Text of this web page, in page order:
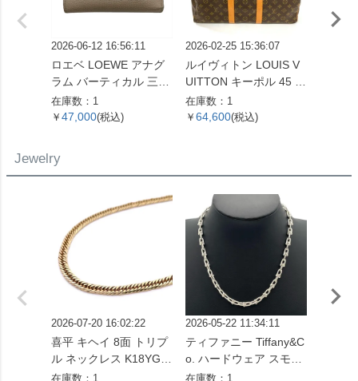
2026-06-12 16:56:11
ロエベ LOEWE アナグ
ラム バーティカル 三つ
折り財布 ベージュ シル
バー金具【中古】
在庫数：1
￥ 47,000(税込)
2026-02-25 15:36:07
ルイヴィトン LOUIS V
UITTON キーポル 45 ボ
ストンバッグ モノグラ
ム キャンバス M41428
在庫数：1
￥ 64,600(税込)
Jewelry
2026-07-20 16:02:22
喜平 キヘイ 8面 トリプ
ル ネックレス K18YG 1
0.4g【中古】
在庫数：1
2026-05-22 11:34:11
ティファニー Tiffany&C
o. ハードウェア スモー
ルリンク ネックレス 60
在庫数：1